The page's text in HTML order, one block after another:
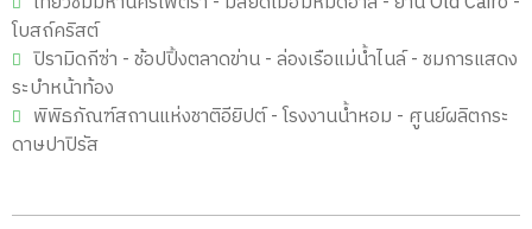
โบสถ์คริสต์
ปิรามิดกีซ่า - ช้อปปิ้งตลาดข่าน - ล่องเรือแม่น้ำไนล์ - ชมการแสดง
ระบำหน้าท้อง
พิพิธภัณฑ์สถานแห่งชาติอียิปต์ - โรงงานน้ำหอม - ศูนย์ผลิตกระ
ดาษปาปิรัส